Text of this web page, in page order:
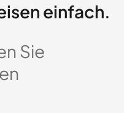
einfach.
Sie